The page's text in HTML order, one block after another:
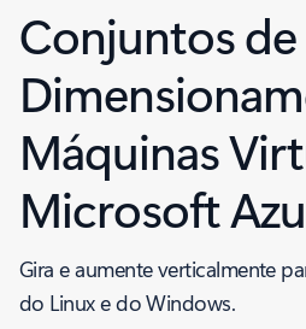
Conjuntos de
Máquinas
Microsoft
Gira e aumente verticalmente
do Linux e do Windows.